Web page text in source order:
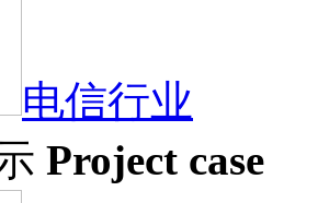
电信行业
Project case